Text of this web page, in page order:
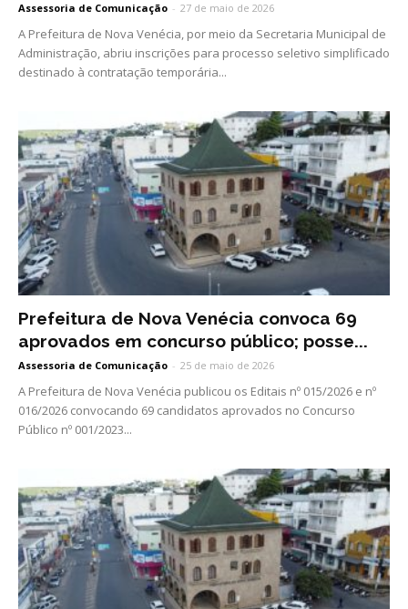
Assessoria de Comunicação - 27 de maio de 2026
A Prefeitura de Nova Venécia, por meio da Secretaria Municipal de
Administração, abriu inscrições para processo seletivo simplificado
destinado à contratação temporária...
Prefeitura de Nova Venécia convoca 69
aprovados em concurso público; posse...
Assessoria de Comunicação - 25 de maio de 2026
A Prefeitura de Nova Venécia publicou os Editais nº 015/2026 e nº
016/2026 convocando 69 candidatos aprovados no Concurso
Público nº 001/2023...